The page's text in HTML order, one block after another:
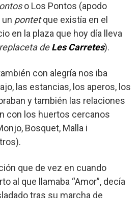
o Los Pontos (apodo
pontetque existía en el
en la plaza que hoy día lleva
replaceta deLes Carretes).
con alegría nos iba
las estancias, los aperos, los
y también las relaciones
con los huertos cercanos
Bosquet, Malla i
que de vez en cuando
al que llamaba “Amor”, decía
tras su marcha de